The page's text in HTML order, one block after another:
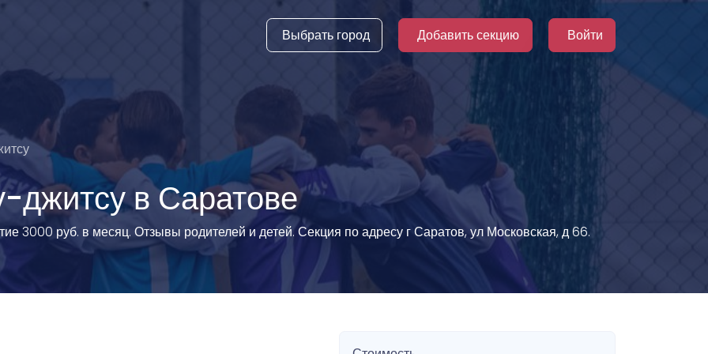
виды
спорта
Выбрать город Добавить секцию Войти
джитсу в Саратове
3000 руб. в месяц. Отзывы родителей и детей. Секция по адресу г Саратов, ул Московская, д 66.